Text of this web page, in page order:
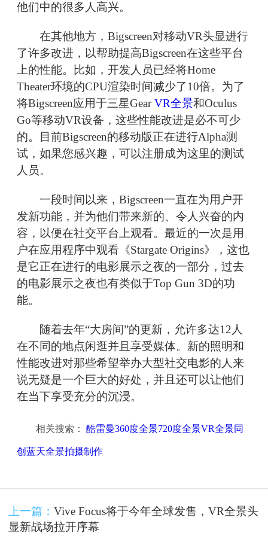
他们中的很多人高兴。
在其他地方，Bigscreen对移动VR头显进行
了许多改进，以帮助提高Bigscreen在这些平台
上的性能。比如，开发人员已经将Home
Theater环境的CPU渲染时间减少了10倍。为了
将Bigscreen应用于三星GearVR全景和Oculus
Go等移动VR设备，这些性能改进是必不可少
的。目前Bigscreen的移动版正在进行Alpha测
试，如果您感兴趣，可以注册成为这里的测试
人员。
一段时间以来，Bigscreen一直在为用户开
发新功能，并为他们带来新的、令人兴奋的内
容，以便在社交平台上观看。最近的一次是用
户在应用程序中观看《Stargate Origins》，这也
是它正在进行的电影展示之夜的一部分，过去
的电影展示之夜也有类似于Top Gun 3D的功
能。
随着去年“大房间”的更新，允许多达12人
在不同的地点闲逛并且享受媒体。新的照明和
性能改进对那些希望举办大型社交电影的人来
说无疑是一个巨大的好处，并且还可以让他们
在当下享受充分的沉浸。
相关搜索： 酷雷曼360度全景720度全景VR全景同
创蓝天全景拍摄制作
上一篇： Vive Focus将于今年全球发售，VR全景头
显新战场拉开序幕